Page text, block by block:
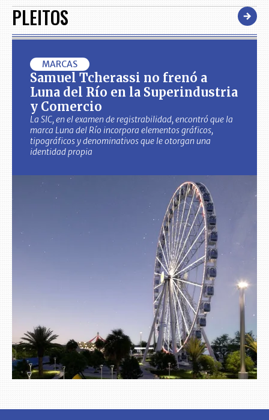
PLEITOS
MARCAS
Samuel Tcherassi no frenó a
Luna del Río en la Superindustria
y Comercio
La SIC, en el examen de registrabilidad, encontró que la
marca Luna del Río incorpora elementos gráficos,
tipográficos y denominativos que le otorgan una
identidad propia